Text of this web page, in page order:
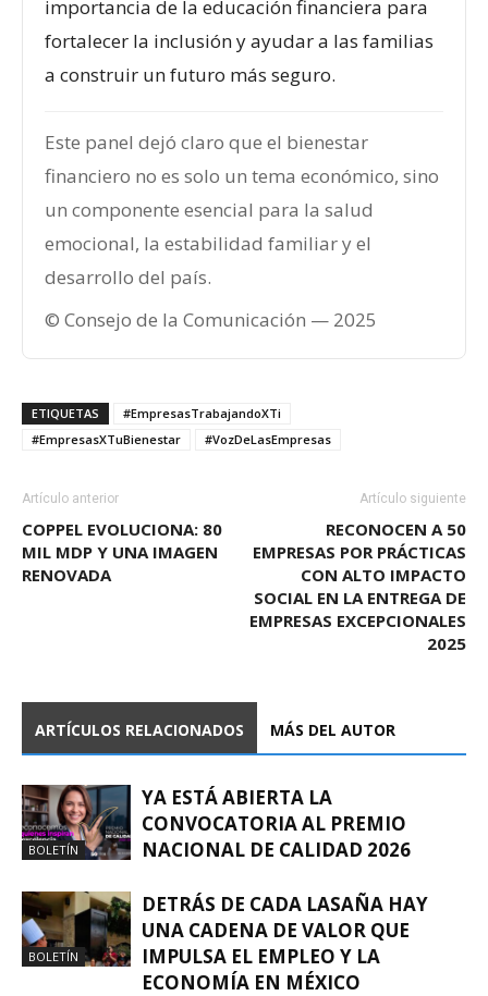
importancia de la educación financiera para
fortalecer la inclusión y ayudar a las familias
a construir un futuro más seguro.
Este panel dejó claro que el bienestar
financiero no es solo un tema económico, sino
un componente esencial para la salud
emocional, la estabilidad familiar y el
desarrollo del país.
© Consejo de la Comunicación — 2025
ETIQUETAS
#EmpresasTrabajandoXTi
#EmpresasXTuBienestar
#VozDeLasEmpresas
Artículo anterior
COPPEL EVOLUCIONA: 80
MIL MDP Y UNA IMAGEN
RENOVADA
Artículo siguiente
RECONOCEN A 50
EMPRESAS POR PRÁCTICAS
CON ALTO IMPACTO
SOCIAL EN LA ENTREGA DE
EMPRESAS EXCEPCIONALES
2025
ARTÍCULOS RELACIONADOS MÁS DEL AUTOR
BOLETÍN
YA ESTÁ ABIERTA LA
CONVOCATORIA AL PREMIO
NACIONAL DE CALIDAD 2026
BOLETÍN
DETRÁS DE CADA LASAÑA HAY
UNA CADENA DE VALOR QUE
IMPULSA EL EMPLEO Y LA
ECONOMÍA EN MÉXICO